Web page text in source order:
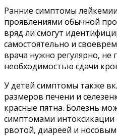
Ранние симптомы
проявлениями обычной
вряд ли смогут
самостоятельно и
врача нужно регулярно, не
необходимостью сдачи
У детей симптомы также
размеров печени и
красные пятна. Болезнь
симптомами
рвотой, диареей и